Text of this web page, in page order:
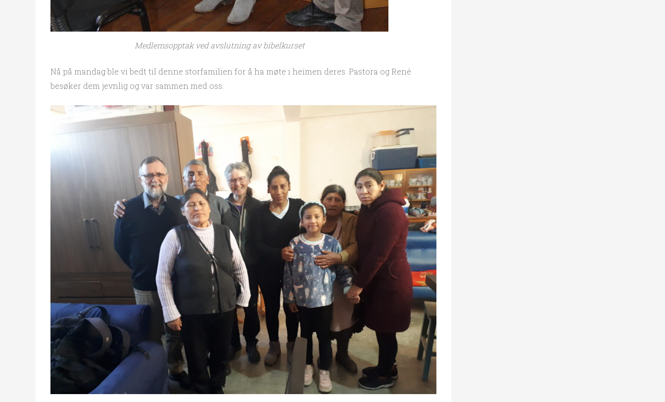
Medlemsopptak ved avslutning av bibelkurset
Nå på mandag ble vi bedt til denne storfamilien for å ha møte i heimen deres. Pastora og René
besøker dem jevnlig og var sammen med oss.